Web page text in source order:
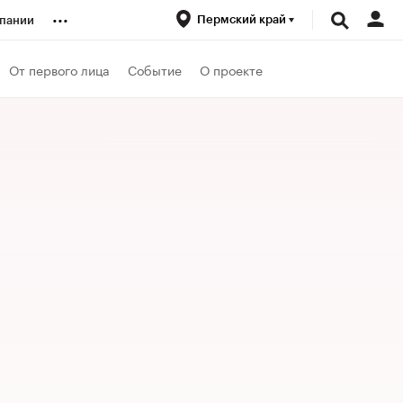
... Пермский край
От первого лица Событие О проекте